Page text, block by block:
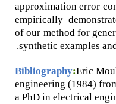
approximation error
empirically
of our method for
synthetic examples
Bibliography:Eric
engineering (1984)
a PhD in electrical